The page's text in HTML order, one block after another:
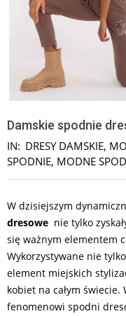
Damskie spodnie
IN: DRESY DAMSKIE,
SPODNIE, MODNE
W dzisiejszym
dresowe nie tylko
się ważnym elementem
Wykorzystywane nie
element miejskich
kobiet na całym
fenomenowi spodni